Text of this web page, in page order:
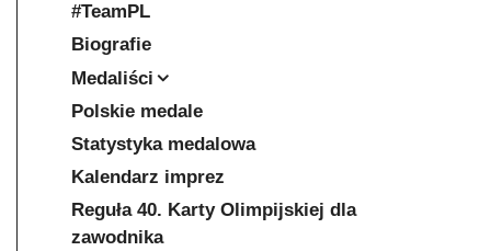
#TeamPL
Biografie
Medaliści
Polskie medale
Statystyka medalowa
Kalendarz imprez
Reguła 40. Karty Olimpijskiej dla
zawodnika